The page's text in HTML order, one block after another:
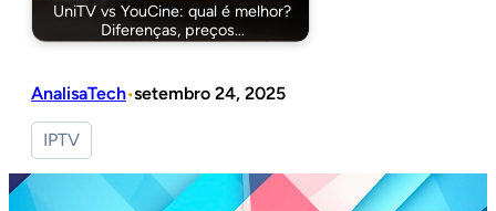
UniTV vs YouCine: qual é melhor?
Diferenças, preços…
AnalisaTech•setembro 24, 2025
IPTV